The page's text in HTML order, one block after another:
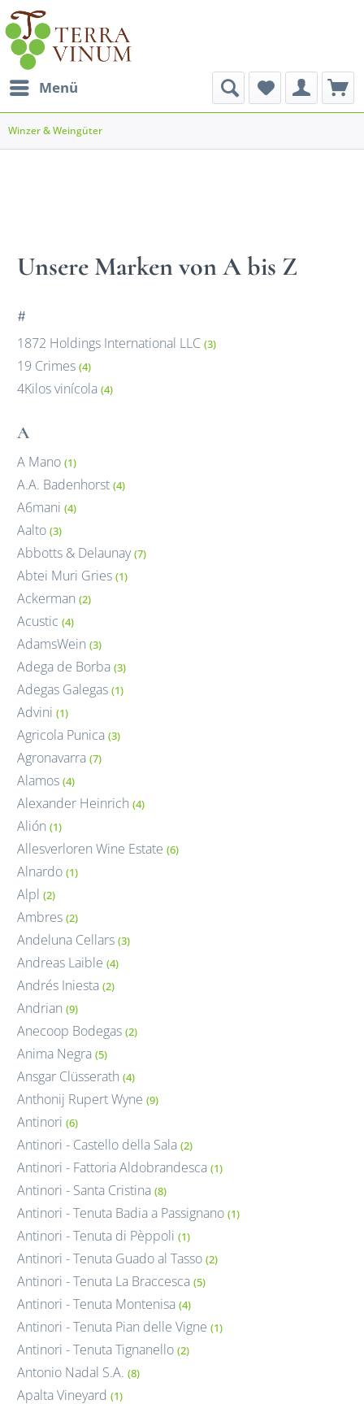
Menü
Winzer & Weingüter
Unsere Marken von A bis Z
#
1872 Holdings International LLC (3)
19 Crimes (4)
4Kilos vinícola (4)
A
A Mano (1)
A.A. Badenhorst (4)
A6mani (4)
Aalto (3)
Abbotts & Delaunay (7)
Abtei Muri Gries (1)
Ackerman (2)
Acustic (4)
AdamsWein (3)
Adega de Borba (3)
Adegas Galegas(1)
Advini (1)
Agricola Punica (3)
Agronavarra (7)
Alamos (4)
Alexander Heinrich(4)
Alión (1)
Allesverloren Wine Estate (6)
Alnardo (1)
Alpl (2)
Ambres (2)
Andeluna Cellars (3)
Andreas Laible (4)
Andrés Iniesta(2)
Andrian (9)
Anecoop Bodegas (2)
Anima Negra (5)
Ansgar Clüsserath (4)
Anthonij Rupert Wyne (9)
Antinori (6)
Antinori - Castello della Sala (2)
Antinori - Fattoria Aldobrandesca (1)
Antinori - Santa Cristina (8)
Antinori - Tenuta Badia a Passignano (1)
Antinori - Tenuta di Pèppoli (1)
Antinori - Tenuta Guado al Tasso (2)
Antinori - Tenuta La Braccesca (5)
Antinori - Tenuta Montenisa (4)
Antinori - Tenuta Pian delle Vigne (1)
Antinori - Tenuta Tignanello (2)
Antonio Nadal S.A. (8)
Apalta Vineyard (1)